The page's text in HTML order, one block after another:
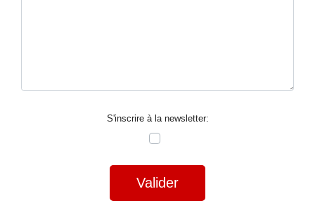
S'inscrire à la newsletter:
Valider